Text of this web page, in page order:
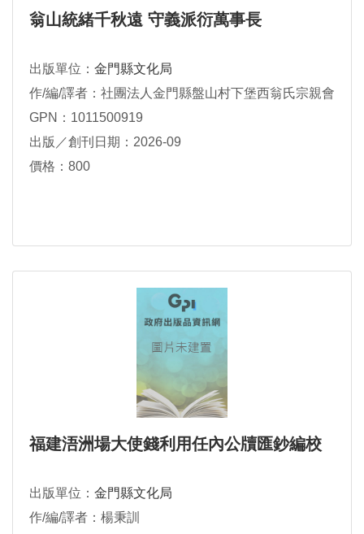
翁山統緒千秋遠 守義派衍萬事長
出版單位： 金門縣文化局
作/編/譯者：社團法人金門縣盤山村下堡西翁氏宗親會
GPN：1011500919
出版／創刊日期：2026-09
價格：800
福建浯洲場大使錢利用任內公牘匯鈔編校
出版單位： 金門縣文化局
作/編/譯者：楊秉訓